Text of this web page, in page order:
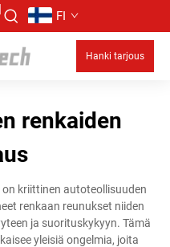
FI
Hanki tarjous
renkaiden
kriittinen autoteollisuuden
renkaan reunukset niiden
ja suorituskykyyn. Tämä
yleisiä ongelmia, joita